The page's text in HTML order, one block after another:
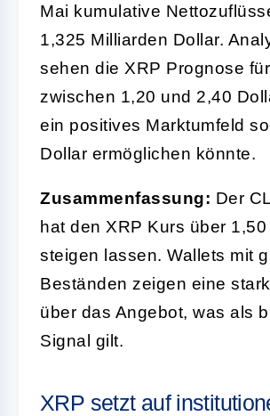
Mai kumulative
1,325 Milliarden Dollar.
sehen die XRP Prognose
zwischen 1,20 und 2,40
ein positives Marktumfeld
Dollar ermöglichen könnte.
Zusammenfassung: Der
hat den XRP Kurs über
steigen lassen. Wallets mit
Beständen zeigen eine
über das Angebot, was als
Signal gilt.
XRP setzt auf